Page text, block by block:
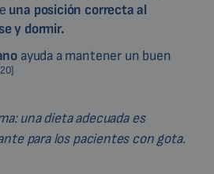
una posición correcta al
y dormir.
ayuda a mantener un buen
una dieta adecuada es
para los pacientes con gota.